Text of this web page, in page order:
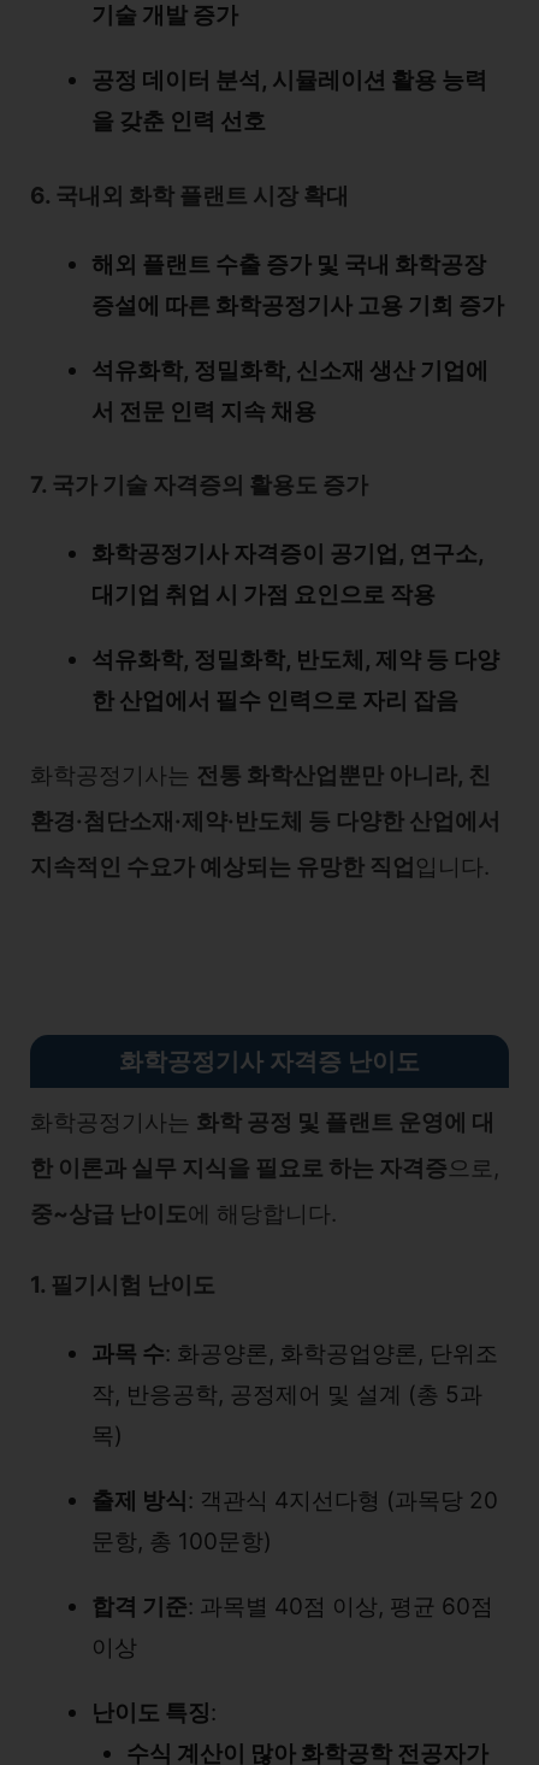
기술 개발 증가
공정 데이터 분석, 시뮬레이션 활용 능력
을 갖춘 인력 선호
6. 국내외 화학 플랜트 시장 확대
해외 플랜트 수출 증가 및 국내 화학공장
증설에 따른 화학공정기사 고용 기회 증가
석유화학, 정밀화학, 신소재 생산 기업에
서 전문 인력 지속 채용
7. 국가 기술 자격증의 활용도 증가
화학공정기사 자격증이 공기업, 연구소,
대기업 취업 시 가점 요인으로 작용
석유화학, 정밀화학, 반도체, 제약 등 다양
한 산업에서 필수 인력으로 자리 잡음
화학공정기사는 전통 화학산업뿐만 아니라, 친
환경·첨단소재·제약·반도체 등 다양한 산업에서
지속적인 수요가 예상되는 유망한 직업입니다.
화학공정기사 자격증 난이도
화학공정기사는 화학 공정 및 플랜트 운영에 대
한 이론과 실무 지식을 필요로 하는 자격증으로,
중~상급 난이도에 해당합니다.
1. 필기시험 난이도
과목 수: 화공양론, 화학공업양론, 단위조
작, 반응공학, 공정제어 및 설계 (총 5과
목)
출제 방식: 객관식 4지선다형 (과목당 20
문항, 총 100문항)
합격 기준: 과목별 40점 이상, 평균 60점
이상
난이도 특징:
수식 계산이 많아 화학공학 전공자가